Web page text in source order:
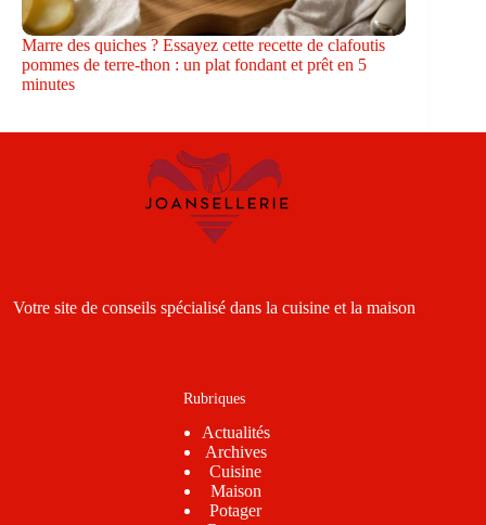
Marre des quiches ? Essayez cette recette de clafoutis
pommes de terre-thon : un plat fondant et prêt en 5
minutes
Votre site de conseils spécialisé dans la cuisine et la maison
Rubriques
Actualités
Archives
Cuisine
Maison
Potager